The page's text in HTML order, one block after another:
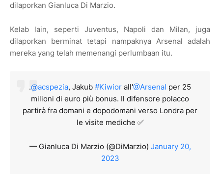
dilaporkan Gianluca Di Marzio.
Kelab lain, seperti Juventus, Napoli dan Milan, juga
dilaporkan berminat tetapi nampaknya Arsenal adalah
mereka yang telah memenangi perlumbaan itu.
.@acspezia, Jakub #Kiwior all'@Arsenal per 25
milioni di euro più bonus. Il difensore polacco
partirà fra domani e dopodomani verso Londra per
le visite mediche ✅
— Gianluca Di Marzio (@DiMarzio) January 20,
2023